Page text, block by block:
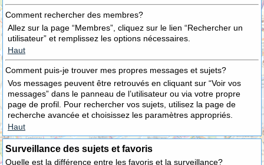
Comment rechercher des membres?
Allez sur la page “Membres”, cliquez sur le lien “Rechercher un
utilisateur” et remplissez les options nécessaires.
Haut
Comment puis-je trouver mes propres messages et sujets?
Vos messages peuvent être retrouvés en cliquant sur “Voir vos
messages” dans le panneau de l’utilisateur ou via votre propre
page de profil. Pour rechercher vos sujets, utilisez la page de
recherche avancée et choisissez les paramètres appropriés.
Haut
Surveillance des sujets et favoris
Quelle est la différence entre les favoris et la surveillance?